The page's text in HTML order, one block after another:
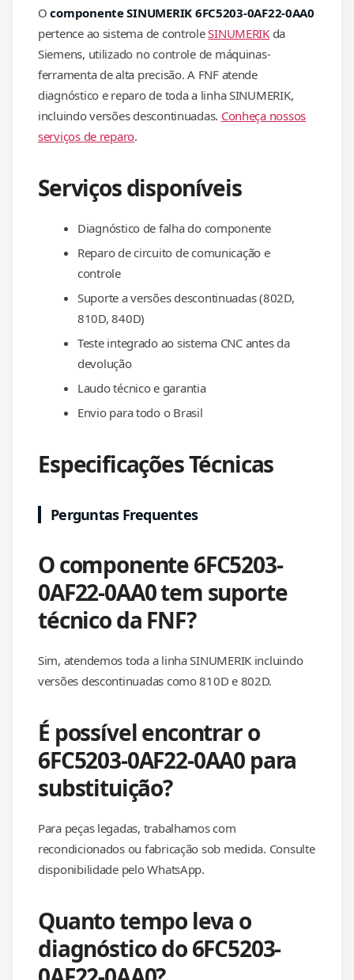
Ocomponente SINUMERIK 6FC5203-0AF22-0AA0
pertence ao sistema de controleSINUMERIKda
Siemens, utilizado no controle de máquinas-
ferramenta de alta precisão. A FNF atende
diagnóstico e reparo de toda a linha SINUMERIK,
incluindo versões descontinuadas. Conheça nossos
serviços de reparo.
Serviços disponíveis
Diagnóstico de falha do componente
Reparo de circuito de comunicação e
controle
Suporte a versões descontinuadas (802D,
810D, 840D)
Teste integrado ao sistema CNC antes da
devolução
Laudo técnico e garantia
Envio para todo o Brasil
Especificações Técnicas
Perguntas Frequentes
O componente 6FC5203-
0AF22-0AA0 tem suporte
técnico da FNF?
Sim, atendemos toda a linha SINUMERIK incluindo
versões descontinuadas como 810D e 802D.
É possível encontrar o
6FC5203-0AF22-0AA0 para
substituição?
Para peças legadas, trabalhamos com
recondicionados ou fabricação sob medida. Consulte
disponibilidade pelo WhatsApp.
Quanto tempo leva o
diagnóstico do 6FC5203-